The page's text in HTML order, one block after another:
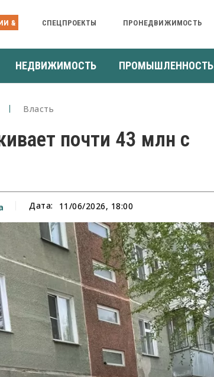
& СПЕЦПРОЕКТЫ ПРОНЕДВИЖИМОСТЬ
НЕДВИЖИМОСТЬ ПРОМЫШЛЕННОСТЬ
Власть
почти 43 млн с
Дата: 11/06/2026, 18:00